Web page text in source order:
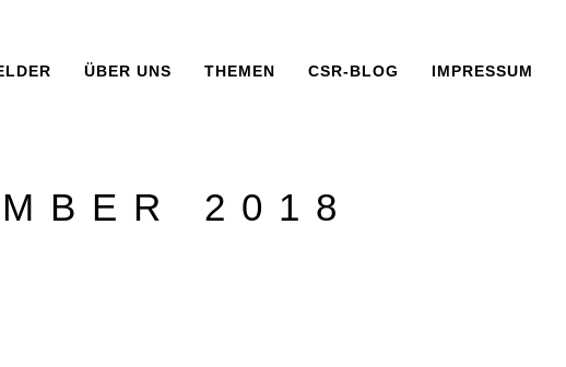
ÜBER UNS THEMEN CSR-BLOG IMPRESSUM
2018